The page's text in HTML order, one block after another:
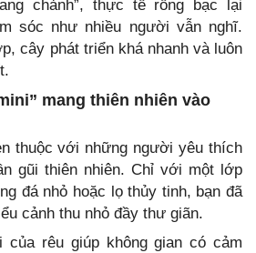
chảnh”, thực tế rồng bạc lại
sóc như nhiều người vẫn nghĩ.
cây phát triển khá nhanh và luôn
mang thiên nhiên vào
thuộc với những người yêu thích
gũi thiên nhiên. Chỉ với một lớp
đá nhỏ hoặc lọ thủy tinh, bạn đã
cảnh thu nhỏ đầy thư giãn.
của rêu giúp không gian có cảm